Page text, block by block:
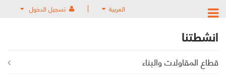
تسجيل الدخول العربية
انشطتنا
قطاع المقاولات والبناء